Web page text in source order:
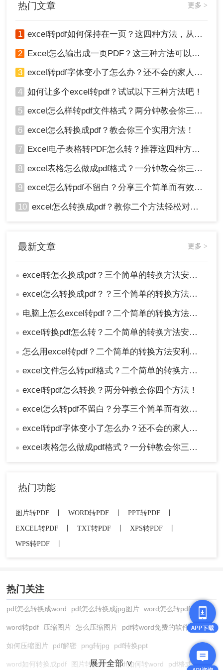
Excel表格转换为PDF格式的实用方法，帮助您轻松实现这一需
热门文章 更多 >
1 excel转pdf如何保持在一页？这四种方法，从此再也不用分页困扰你！
2 Excel怎么输出成一页PDF？这三种方法可以解决！
3 excel转pdf字体变小了怎么办？还不会的家人们快进来看
4 如何让多个excel转pdf？试试以下三种方法吧！
5 excel怎么样转pdf文件格式？两分钟教会你三种方法
6 excel怎么转换成pdf？教会你三个实用方法！
7 Excel电子表格转PDF怎么转？推荐这四种方法给大家！
8 excel表格怎么做成pdf格式？一分钟教会你三个方法！
9 excel怎么转pdf不留白？分享三个简单而有效的方法！
10 excel怎么转换成pdf？教你二个方法轻松对应！
最新文章 更多 >
● excel转怎么换成pdf？三个简单的转换方法安利给你们
● excel怎么转换成pdf？？三个简单的转换方法安利给你们！
● 电脑上怎么excel转pdf？二个简单的转换方法安利给你们
● excel转换pdf怎么转？二个简单的转换方法安利给你们
● 怎么用excel转pdf？二个简单的转换方法安利给你们
● excel文件怎么转pdf格式？二个简单的转换方法安利给你们
● excel转pdf怎么转换？两分钟教会你四个方法！
● excel怎么转pdf不留白？分享三个简单而有效的方法！
● excel转pdf字体变小了怎么办？还不会的家人们快进来看
● excel表格怎么做成pdf格式？一分钟教会你三个方法！
热门功能
图片转PDF WORD转PDF PPT转PDF
EXCEL转PDF
TXT转PDF XPS转PDF
WPS转PDF
热门关注
pdf怎么转换成word pdf怎么转换成jpg图片 word怎么转pdf
word转pdf 压缩图片 怎么压缩图片 pdf转word免费的软件
如何压缩图片 pdf解密 png转jpg pdf转换ppt
word如何转换成pdf 图片转换格式 pdf如何转word pdf格式转换
展开全部 ∨